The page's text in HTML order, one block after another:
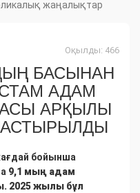
жаңалықтар
Оқылды: 466
БАСЫНАН
АДАМ
АРҚЫЛЫ
бойынша
9,1 мың адам
2025 жылы бұл